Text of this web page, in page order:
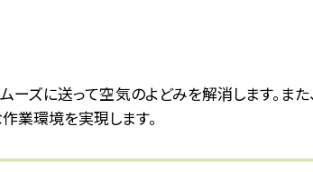
ズに送って空気のよどみを解消します。ま
業環境を実現します。